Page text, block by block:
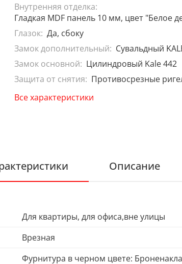
Внутренняя отделка:
Гладкая MDF панель 10 мм, цвет "Белое
Глазок: Да, сбоку
Замок дополнительный: Сувальдный
Замок основной: Цилиндровый Kale 442
Защита от снятия: Противосрезные
Все характеристики
Описание
Для квартиры, для офиса,вне улицы
Врезная
Фурнитура в черном цвете: